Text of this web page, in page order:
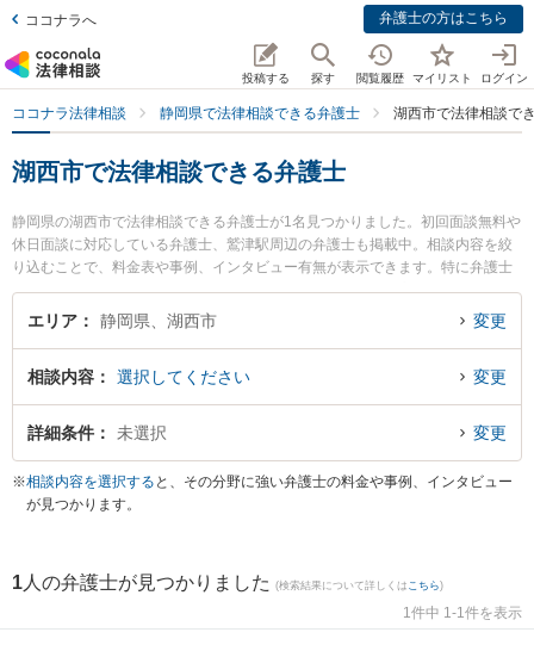
ココナラへ 弁護士の方はこちら
投稿する 探す 閲覧履歴 マイリスト ログイン
ココナラ法律相談 静岡県で法律相談できる弁護士 湖西市で法律相談で
湖西市で法律相談できる弁護士
静岡県の湖西市で法律相談できる弁護士が1名見つかりました。初回面談無料や
休日面談に対応している弁護士、鷲津駅周辺の弁護士も掲載中。相談内容を絞
り込むことで、料金表や事例、インタビュー有無が表示できます。特に弁護士
法人リコネス法律事務所 湖西オフィスの加藤 久貴弁護士のプロフィール情報や
弁護士費用、強みなどが注目されています。離婚や相続、交通事故から不動
慰謝料トラブルを今すぐに弁護士に相談したい』『交通事故の過失割合や後遺
障害のトラブル解決の実績豊富な近くの弁護士を検索したい』『初回相談無料
で自己破産や債務整理を法律相談できる湖西市内の弁護士に相談予約したい』
エリア 静岡県、湖西市 変更
相談内容 選択してください 変更
詳細条件 未選択 変更
※相談内容を選択する と、その分野に強い弁護士の料金や事例、インタビュー
が見つかります。
1 人の弁護士が見つかりました (検索結果について詳しくは こちら)
1件中 1-1件を表示